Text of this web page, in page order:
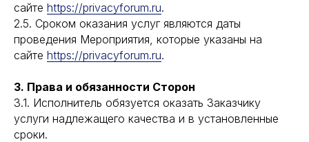
сайте https://privacyforum.ru.
2.5. Сроком оказания услуг являются даты
проведения Мероприятия, которые указаны на
сайте https://privacyforum.ru.
3. Права и обязанности Сторон
3.1. Исполнитель обязуется оказать Заказчику
услуги надлежащего качества и в установленные
сроки.